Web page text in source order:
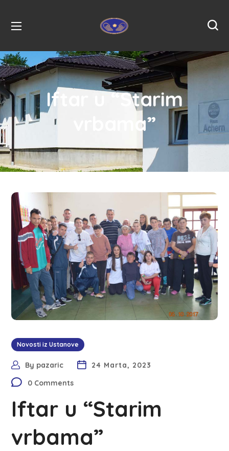
Iftar u “Starim
vrbama”
Novosti iz Ustanove
By pazaric
24 Marta, 2023
0 Comments
Iftar u “Starim
vrbama”